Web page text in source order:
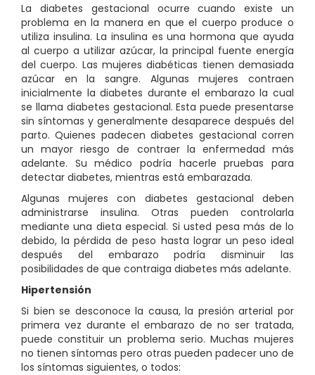
La diabetes gestacional ocurre cuando existe un
problema en la manera en que el cuerpo produce o
utiliza insulina. La insulina es una hormona que ayuda
al cuerpo a utilizar azúcar, la principal fuente energía
del cuerpo. Las mujeres diabéticas tienen demasiada
azúcar en la sangre. Algunas mujeres contraen
inicialmente la diabetes durante el embarazo la cual
se llama diabetes gestacional. Esta puede presentarse
sin síntomas y generalmente desaparece después del
parto. Quienes padecen diabetes gestacional corren
un mayor riesgo de contraer la enfermedad más
adelante. Su médico podría hacerle pruebas para
detectar diabetes, mientras está embarazada.
Algunas mujeres con diabetes gestacional deben
administrarse insulina. Otras pueden controlarla
mediante una dieta especial. Si usted pesa más de lo
debido, la pérdidade peso hasta lograr un peso ideal
después del embarazo podría disminuir las
posibilidades de que contraiga diabetes más adelante.
Hipertensión
Si bien se desconoce la causa, la presión arterial por
primera vez durante el embarazo de no ser tratada,
puede constituir un problema serio. Muchas mujeres
no tienen síntomas pero otras pueden padecer uno de
los síntomas siguientes, o todos: